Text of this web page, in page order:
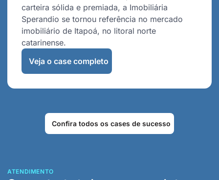
carteira sólida e premiada, a Imobiliária
Sperandio se tornou referência no mercado
imobiliário de Itapoá, no litoral norte
catarinense.
Veja o case completo
Confira todos os cases de sucesso
ATENDIMENTO